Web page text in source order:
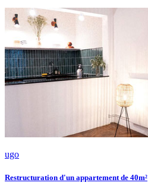
ugo
Restructuration d'un appartement de 40m²